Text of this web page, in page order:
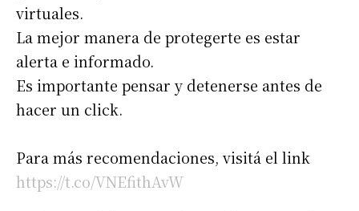
virtuales.
La mejor manera de protegerte es estar
alerta e informado.
Es importante pensar y detenerse antes de
hacer un click.
Para más recomendaciones, visitá el link
https://t.co/VNEfithAvW